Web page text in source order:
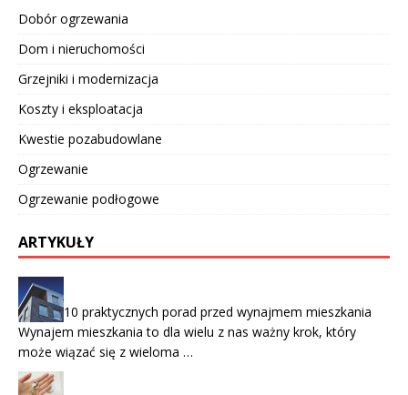
Dobór ogrzewania
Dom i nieruchomości
Grzejniki i modernizacja
Koszty i eksploatacja
Kwestie pozabudowlane
Ogrzewanie
Ogrzewanie podłogowe
ARTYKUŁY
10 praktycznych porad przed wynajmem mieszkania
Wynajem mieszkania to dla wielu z nas ważny krok, który
może wiązać się z wieloma …